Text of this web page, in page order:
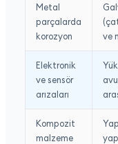
Metal
parçalarda
korozyon
ve
Elektronik
ve sensör
arızaları
Kompozit
malzeme